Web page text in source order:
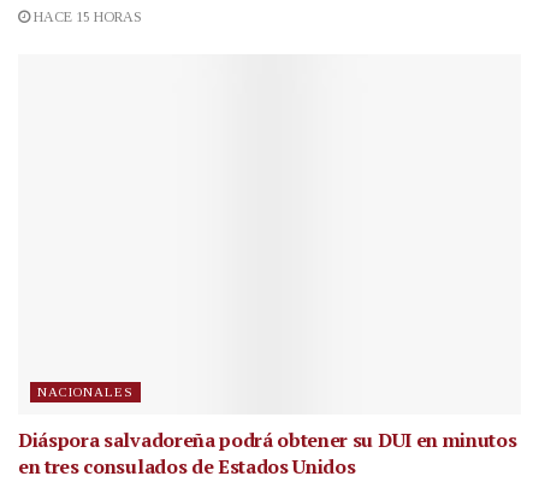
HACE 15 HORAS
NACIONALES
Diáspora salvadoreña podrá obtener su DUI en minutos
en tres consulados de Estados Unidos